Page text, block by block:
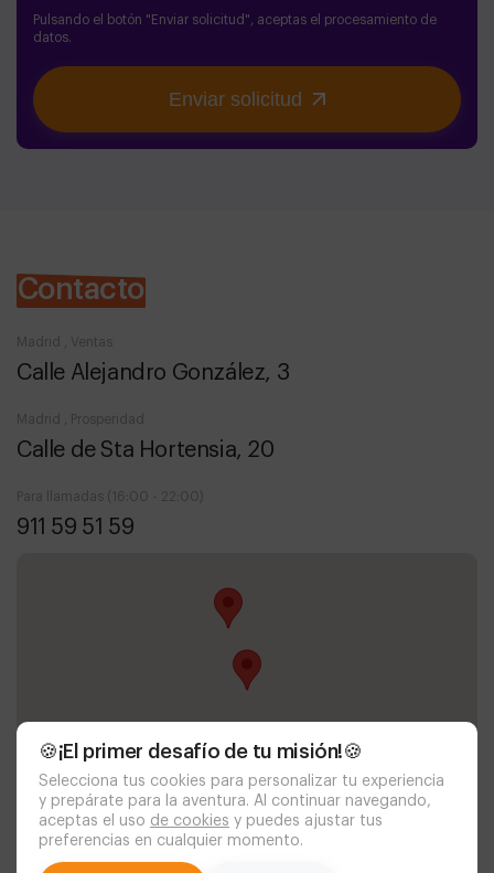
🍪¡El primer desafío de tu misión!🍪
Selecciona tus cookies para personalizar tu experiencia
y prepárate para la aventura. Al continuar navegando,
aceptas el uso de cookies y puedes ajustar tus
preferencias en cualquier momento.
Pulsando el botón "Enviar solicitud", aceptas el procesamiento de
datos.
Enviar solicitud
Contacto
Madrid , Ventas
Calle Alejandro González, 3
Madrid , Prosperidad
Calle de Sta Hortensia, 20
Para llamadas (16:00 - 22:00)
911 59 51 59